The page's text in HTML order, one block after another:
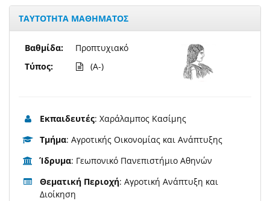
ΤΑΥΤΟΤΗΤΑ ΜΑΘΗΜΑΤΟΣ
Βαθμίδα:
Τύπος:
Προπτυχιακό
(A-)
Εκπαιδευτές: Χαράλαμπος Κασίμης
Τμήμα: Αγροτικής Οικονομίας και Ανάπτυξης
Ίδρυμα: Γεωπονικό Πανεπιστήμιο Αθηνών
Θεματική Περιοχή: Αγροτική Ανάπτυξη και
Διοίκηση